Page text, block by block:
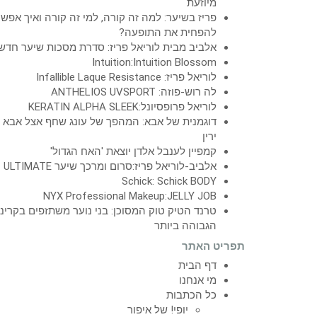
מיוזעת
פריז בשיער: למה זה קורה, למי זה קורה ואיך
להפחית את התופעה?
אלביב מבית לוריאל פריז: סדרת מסכות שיער
Intuition:Intuition Blossom
לוריאל פריז: Infallible Laque Resistance
לה רוש-פוזה: ANTHELIOS UVSPORT
לוריאל פרופסיונל:KERATIN ALPHA SLEEK
דוגמנית של אבא: המהפך של עונג שחף אצל אבא
ירין
קמפיין לענבל אלדן יוצאת 'האח הגדול'
אלביב-לוריאל פריז:סרום ומרכך שיער ULTIMATE
Schick: Schick BODY
NYX Professional Makeup:JELLY JOB
טרנד הטיק טוק המסוכן: בני נוער משתזפים
הגבוהה ביותר
תפריט האתר
דף הבית
מי אנחנו
כל הכתבות
יופי! של איפור